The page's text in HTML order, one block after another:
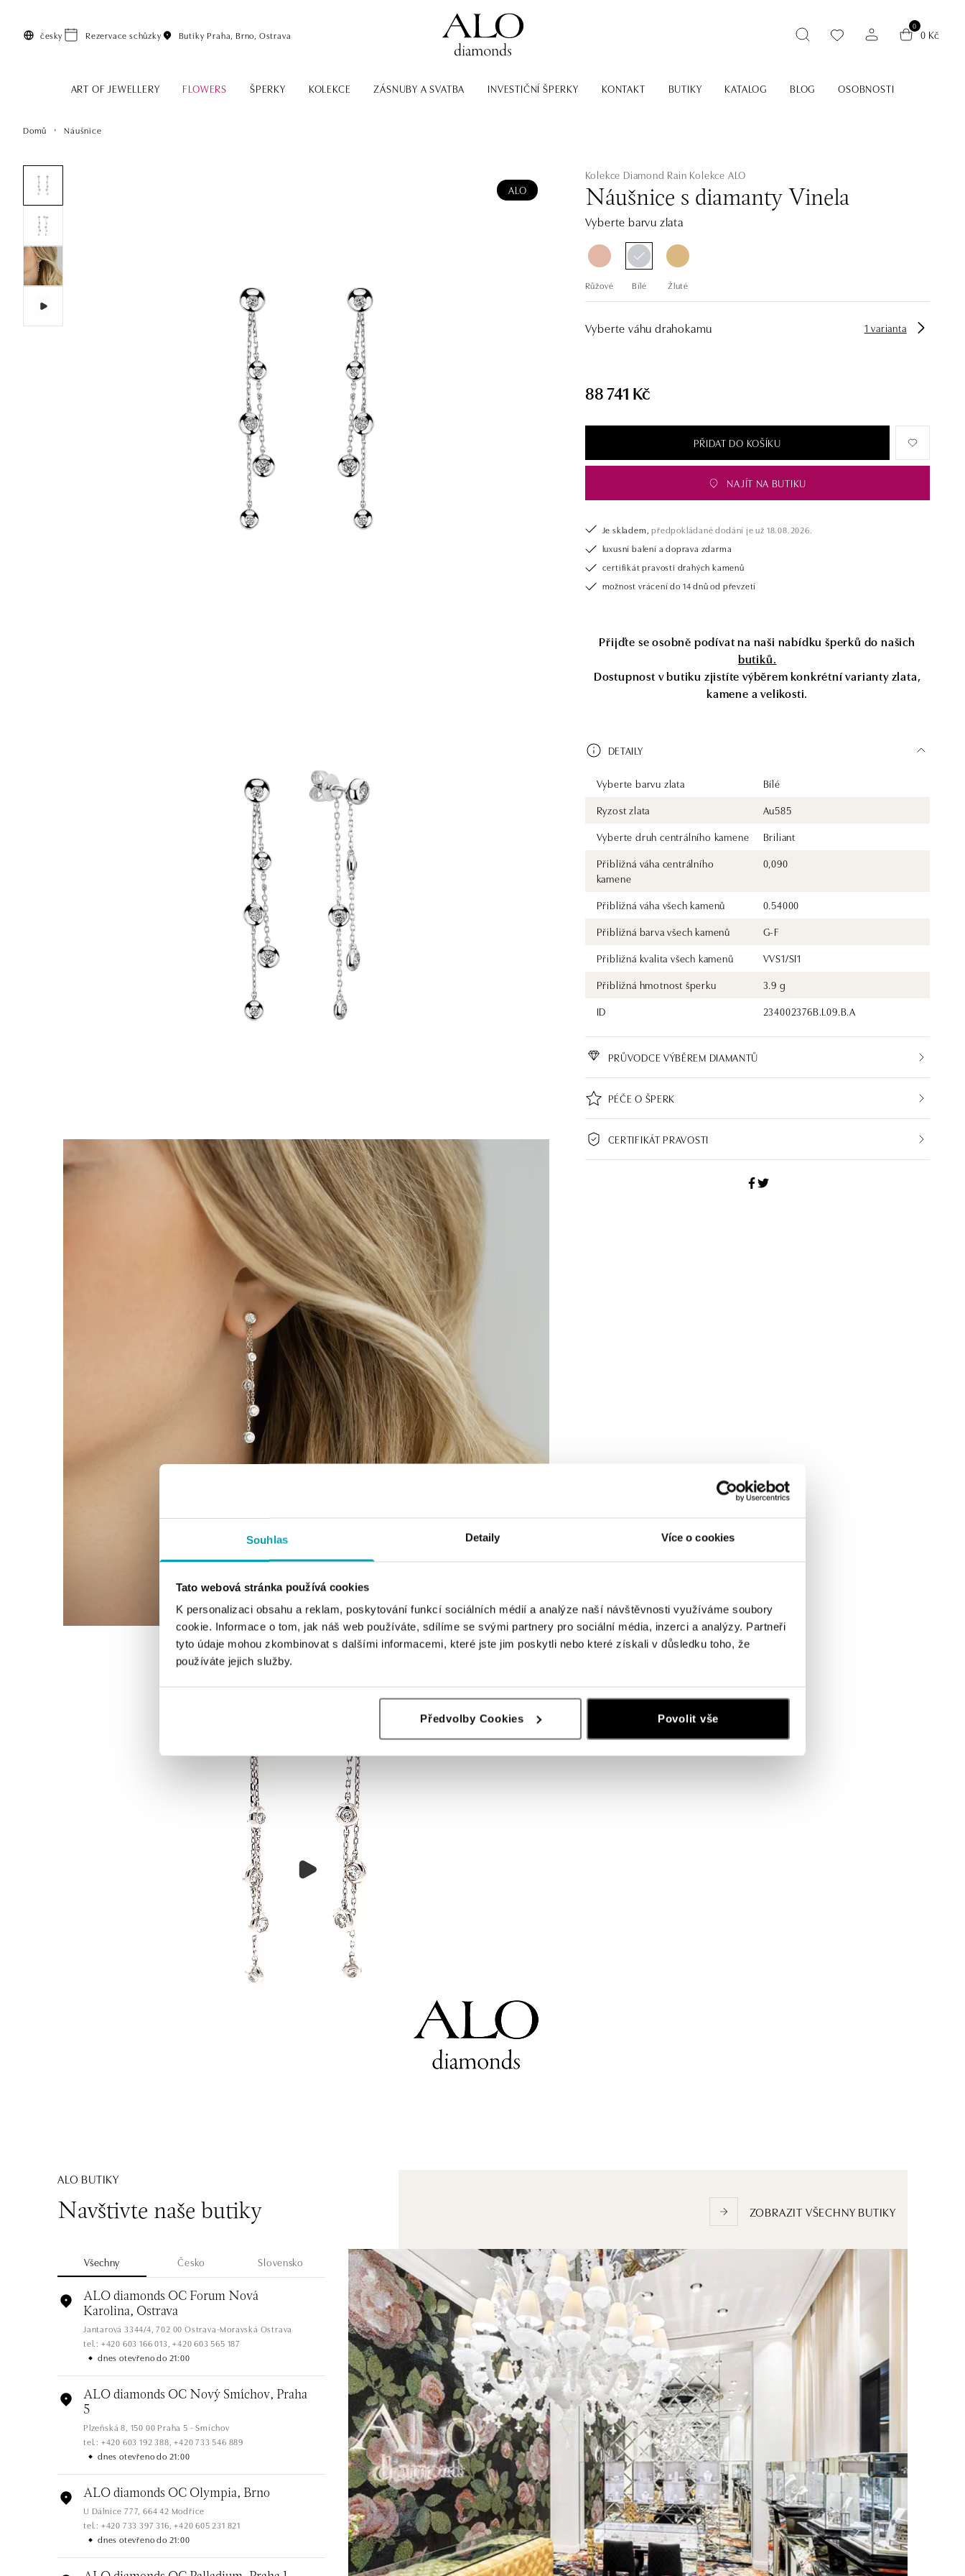
Souhlas Detaily Více o cookies
Tato webová stránka používá cookies
K personalizaci obsahu a reklam, poskytování funkcí sociálních médií a analýze naší návštěvnosti využíváme soubory
cookie. Informace o tom, jak náš web používáte, sdílíme se svými partnery pro sociální média, inzerci a analýzy. Partneři
tyto údaje mohou zkombinovat s dalšími informacemi, které jste jim poskytli nebo které získali v důsledku toho, že
používáte jejich služby.
Předvolby Cookies Povolit vše
česky Rezervace schůzky Butiky Praha, Brno, Ostrava
0
0 Kč
ART OF JEWELLERY FLOWERS ŠPERKY KOLEKCE ZÁSNUBY A SVATBA INVESTIČNÍ ŠPERKY KONTAKT BUTIKY KATALOG BLOG OSOBNOSTI
Domů Náušnice
ALO
Kolekce Diamond Rain Kolekce ALO
Náušnice s diamanty Vinela
Vyberte barvu zlata
Růžové Bílé Žluté
Vyberte váhu drahokamu 1 varianta
88 741 Kč
PŘIDAT DO KOŠÍKU
NAJÍT NA BUTIKU
Je skladem, předpokládané dodání je už 18.08.2026.
luxusní balení a doprava zdarma
certifikát pravosti drahých kamenů
možnost vrácení do 14 dnů od převzetí
Přijďte se osobně podívat na naši nabídku šperků do našich
butiků.
Dostupnost v butiku zjistíte výběrem konkrétní varianty zlata,
kamene a velikosti.
DETAILY
Vyberte barvu zlata
Bílé
Ryzost zlata
Au585
Vyberte druh centrálního kamene
Briliant
Přibližná váha centrálního
kamene
0,090
Přibližná váha všech kamenů
0.54000
Přibližná barva všech kamenů
G-F
Přibližná kvalita všech kamenů
VVS1/SI1
Přibližná hmotnost šperku
3.9 g
ID
234002376B.L09.B.A
PRŮVODCE VÝBĚREM DIAMANTŮ
PÉČE O ŠPERK
CERTIFIKÁT PRAVOSTI
ALO BUTIKY
Navštivte naše butiky ZOBRAZIT VŠECHNY BUTIKY
Všechny Česko Slovensko
ALO diamonds OC Forum Nová
Karolina, Ostrava
Jantarová 3344/4, 702 00 Ostrava-Moravská Ostrava
tel.: +420 603 166 013, +420 603 565 187
dnes otevřeno do 21:00
ALO diamonds OC Nový Smíchov, Praha
5
Plzeňská 8, 150 00 Praha 5 - Smíchov
tel.: +420 603 192 388, +420 733 546 889
dnes otevřeno do 21:00
ALO diamonds OC Olympia, Brno
U Dálnice 777, 664 42 Modřice
tel.: +420 733 397 316, +420 605 231 821
dnes otevřeno do 21:00